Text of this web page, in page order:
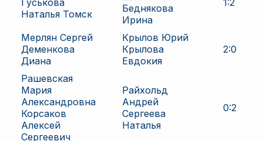
Гуськова
Наталья Томск
Беднякова
Ирина
1:2
Мерлян Сергей
Деменкова
Диана
Крылов Юрий
Крылова
Евдокия
2:0
Рашевская
Мария
Александровна
Корсаков
Алексей
Сергеевич
Райхольд
Андрей
Сергеева
Наталья
0:2